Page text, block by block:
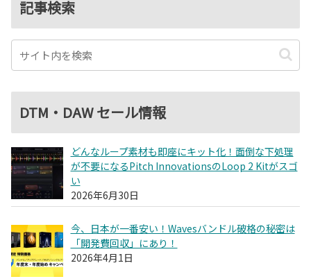
記事検索
DTM・DAW セール情報
どんなループ素材も即座にキット化！面倒な下処理
が不要になるPitch InnovationsのLoop 2 Kitがスゴ
い
2026年6月30日
今、日本が一番安い！Wavesバンドル破格の秘密は
「開発費回収」にあり！
2026年4月1日